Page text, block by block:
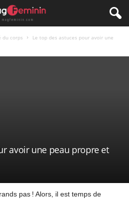
du corps
Le top des astuces pour avoir une
avoir une peau propre et
pas ! Alors, il est temps de